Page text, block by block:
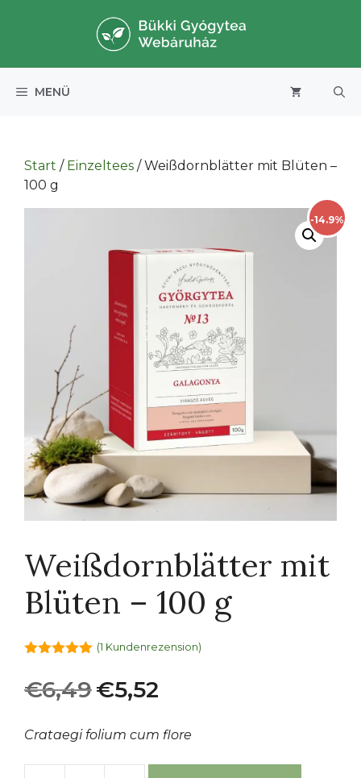
MENÜ
Start / Einzeltees / Weißdornblätter mit Blüten –
100 g
-14.9%
Weißdornblätter mit
Blüten – 100 g
(1 Kundenrezension)
€6,49 Ursprünglicher
Preis
€6,49
€5,52
€5,52.
Crataegi folium cum flore